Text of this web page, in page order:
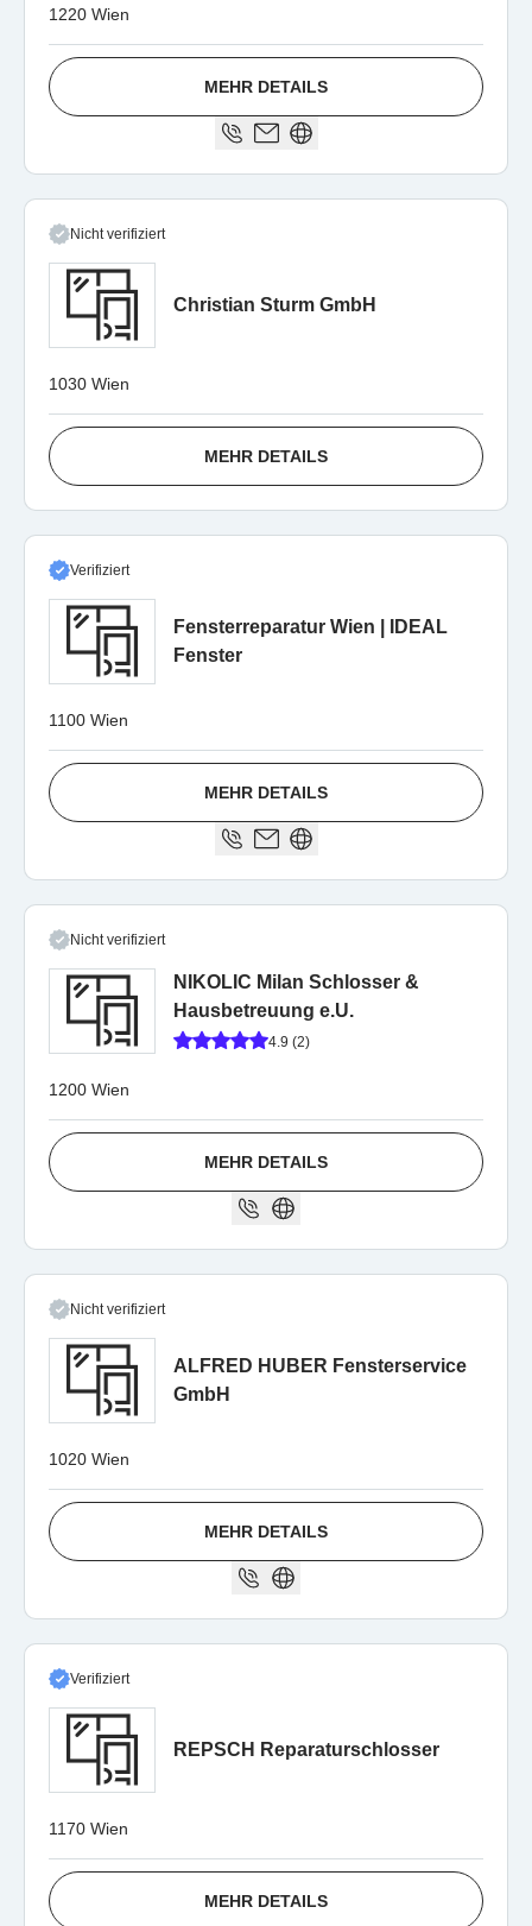
1220 Wien
MEHR DETAILS
Nicht verifiziert
Christian Sturm GmbH
1030 Wien
MEHR DETAILS
Verifiziert
Fensterreparatur Wien | IDEAL
Fenster
1100 Wien
MEHR DETAILS
Nicht verifiziert
NIKOLIC Milan Schlosser &
Hausbetreuung e.U.
4.9 (2)
1200 Wien
MEHR DETAILS
Nicht verifiziert
ALFRED HUBER Fensterservice
GmbH
1020 Wien
MEHR DETAILS
Verifiziert
REPSCH Reparaturschlosser
1170 Wien
MEHR DETAILS